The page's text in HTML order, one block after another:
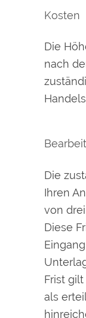
Kosten
Die
nach
Die
Ihren
von
Diese
Frist
als